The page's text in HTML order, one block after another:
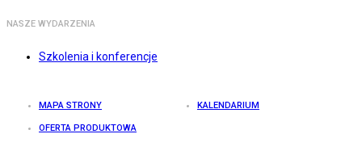
NASZE WYDARZENIA
Szkolenia i konferencje
MAPA STRONY KALENDARIUM
OFERTA PRODUKTOWA